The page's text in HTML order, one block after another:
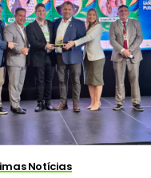
Notícias